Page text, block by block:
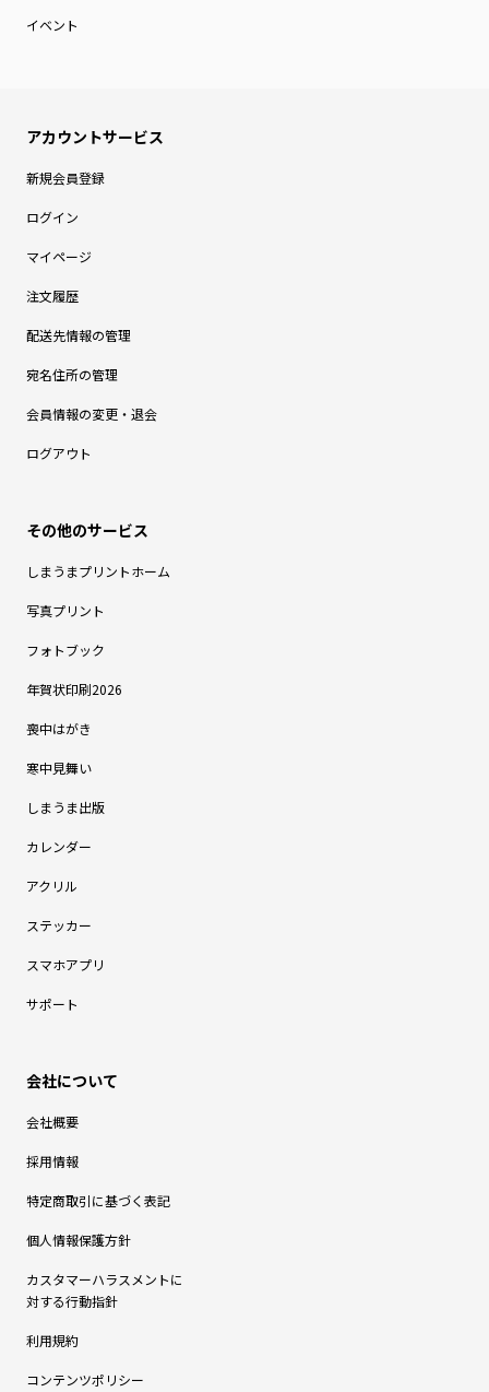
イベント
新規会員登録
ログイン
マイページ
注文履歴
配送先情報の管理
宛名住所の管理
会員情報の変更・退会
ログアウト
しまうまプリントホーム
写真プリント
フォトブック
年賀状印刷2026
喪中はがき
寒中見舞い
しまうま出版
カレンダー
アクリル
ステッカー
スマホアプリ
サポート
会社概要
採用情報
特定商取引に基づく表記
個人情報保護方針
カスタマーハラスメントに
対する行動指針
利用規約
コンテンツポリシー